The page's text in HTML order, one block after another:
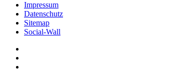
Impressum
Datenschutz
Sitemap
Social-Wall